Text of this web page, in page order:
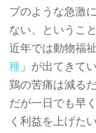
ブのような急激
ない、ということ
近年では動物福
種 」が出てきて
鶏の苦痛は減るだ
だが一日でも早
く利益を上げた